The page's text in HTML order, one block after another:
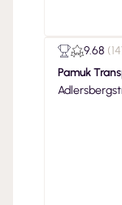
9.68 (
Pamuk